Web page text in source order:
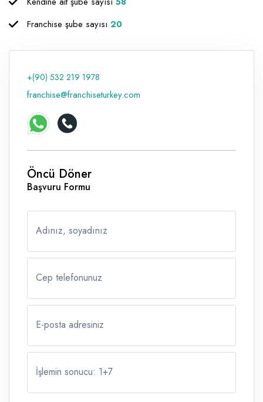
Franchise şube sayısı 20
+(90) 532 219 1978
franchise@franchiseturkey.com
Öncü Döner
Başvuru Formu
Adınız, soyadınız
Cep telefonunuz
E-posta adresiniz
İşlemin sonucu: 1+7